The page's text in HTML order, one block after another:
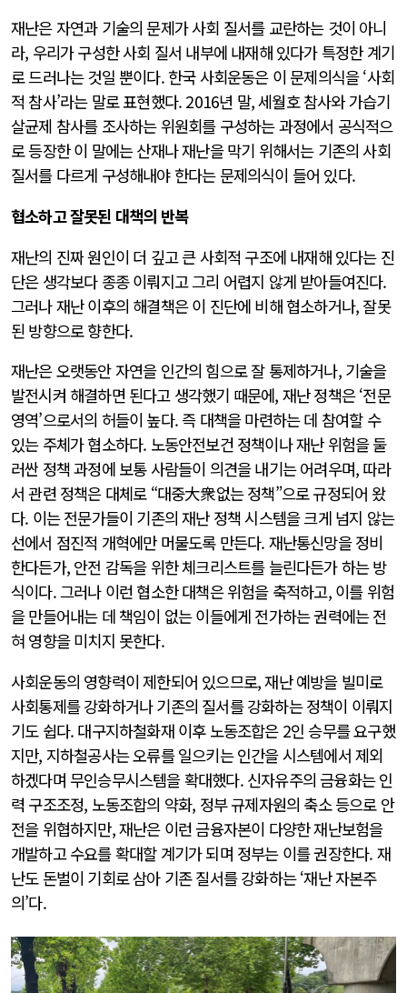
재난은 자연과 기술의 문제가 사회 질서를 교란하는 것이 아니
라, 우리가 구성한 사회 질서 내부에 내재해 있다가 특정한 계기
로 드러나는 것일 뿐이다. 한국 사회운동은 이 문제의식을 ‘사회
적 참사’라는 말로 표현했다. 2016년 말, 세월호 참사와 가습기
살균제 참사를 조사하는 위원회를 구성하는 과정에서 공식적으
로 등장한 이 말에는 산재나 재난을 막기 위해서는 기존의 사회
질서를 다르게 구성해내야 한다는 문제의식이 들어 있다.
협소하고 잘못된 대책의 반복
재난의 진짜 원인이 더 깊고 큰 사회적 구조에 내재해 있다는 진
단은 생각보다 종종 이뤄지고 그리 어렵지 않게 받아들여진다.
그러나 재난 이후의 해결책은 이 진단에 비해 협소하거나, 잘못
된 방향으로 향한다.
재난은 오랫동안 자연을 인간의 힘으로 잘 통제하거나, 기술을
발전시켜 해결하면 된다고 생각했기 때문에, 재난 정책은 ‘전문
영역’으로서의 허들이 높다. 즉 대책을 마련하는 데 참여할 수
있는 주체가 협소하다. 노동안전보건 정책이나 재난 위험을 둘
러싼 정책 과정에 보통 사람들이 의견을 내기는 어려우며, 따라
서 관련 정책은 대체로 “대중大衆없는 정책”으로 규정되어 왔
다. 이는 전문가들이 기존의 재난 정책 시스템을 크게 넘지 않는
선에서 점진적 개혁에만 머물도록 만든다. 재난통신망을 정비
한다든가, 안전 감독을 위한 체크리스트를 늘린다든가 하는 방
식이다. 그러나 이런 협소한 대책은 위험을 축적하고, 이를 위험
을 만들어내는 데 책임이 없는 이들에게 전가하는 권력에는 전
혀 영향을 미치지 못한다.
사회운동의 영향력이 제한되어 있으므로, 재난 예방을 빌미로
사회통제를 강화하거나 기존의 질서를 강화하는 정책이 이뤄지
기도 쉽다. 대구지하철화재 이후 노동조합은 2인 승무를 요구했
지만, 지하철공사는 오류를 일으키는 인간을 시스템에서 제외
하겠다며 무인승무시스템을 확대했다. 신자유주의 금융화는 인
력 구조조정, 노동조합의 약화, 정부 규제자원의 축소 등으로 안
전을 위협하지만, 재난은 이런 금융자본이 다양한 재난보험을
개발하고 수요를 확대할 계기가 되며 정부는 이를 권장한다. 재
난도 돈벌이 기회로 삼아 기존 질서를 강화하는 ‘재난 자본주
의’다.